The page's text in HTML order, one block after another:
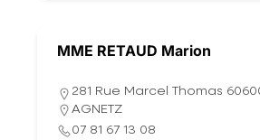
MME RETAUD Marion
281 Rue Marcel Thomas
AGNETZ
07 81 67 13 08